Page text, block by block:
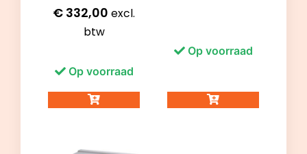
€ 332,00 excl.
btw
Op voorraad
Op voorraad